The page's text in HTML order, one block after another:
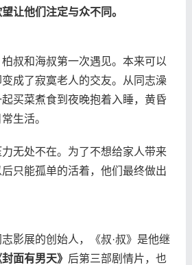
让他们注定与众不同。
叔和海叔第一次遇见。本来可以
成了寂寞老人的交友。从同志澡
买菜煮食到夜晚抱着入睡，黄昏
生活。
无处不在。为了不想给家人带来
只能孤单的活着，他们最终做出
影展的创始人，《叔·叔》是他继
封面有男天》 后第三部剧情片，也